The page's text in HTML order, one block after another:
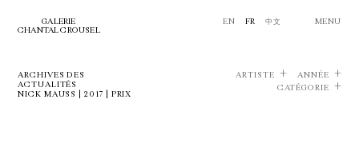
GALERIE
CHANTAL CROUSEL
EN FR 中文 MENU
ARCHIVES DES
ACTUALITÉS
NICK MAUSS | 2017 | PRIX
ARTISTE
ANNÉE
CATÉGORIE